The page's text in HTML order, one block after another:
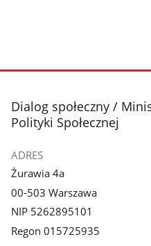
stopka
Dialog społeczny /
Polityki Społecznej
ADRES
Żurawia 4a
00-503 Warszawa
NIP 5262895101
Regon 015725935